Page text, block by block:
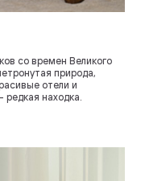
со времен Великого
природа,
отели и
находка.